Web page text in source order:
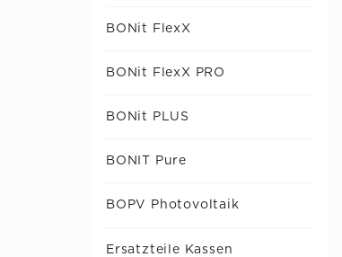
BONit FlexX
BONit FlexX PRO
BONit PLUS
BONIT Pure
BOPV Photovoltaik
Ersatzteile Kassen